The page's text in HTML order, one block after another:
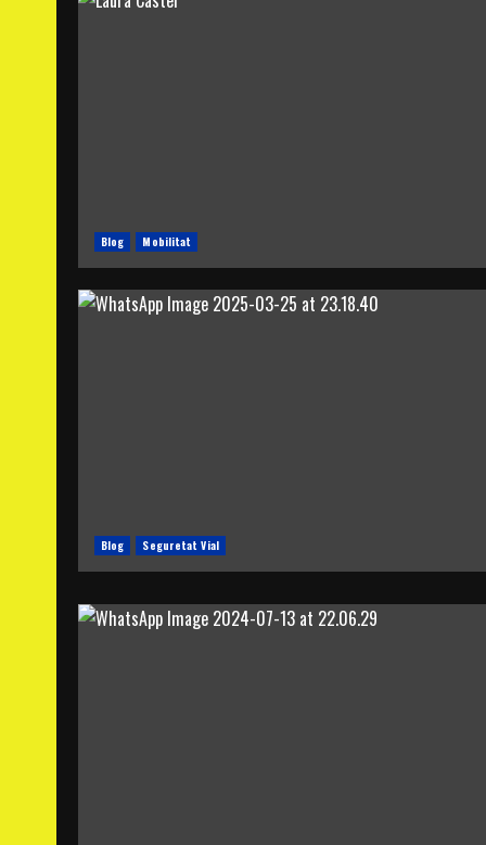
Blog Mobilitat
Blog Seguretat Vial